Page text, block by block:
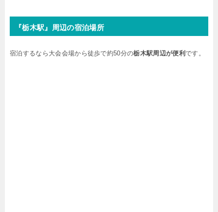
『栃木駅』周辺の宿泊場所
宿泊するなら大会会場から徒歩で約50分の栃木駅周辺が便利 です。